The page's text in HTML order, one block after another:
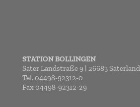
STATION BOLLINGEN
Sater Landstraße 9 | 26683 Saterland
Tel. 04498-92312-0
Fax 04498-92312-29